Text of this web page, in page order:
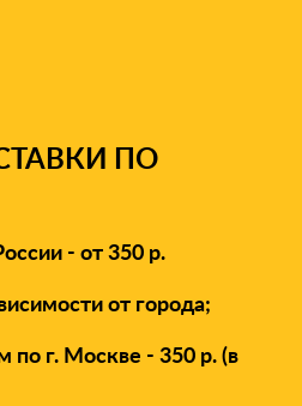
ПО
- от 350 р.
от города;
по г. Москве - 350 р. (в